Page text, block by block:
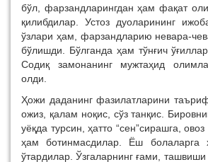
бўл, фарзандларингдан ҳам фақат
қилибдилар. Устоз дуоларининг
ўзлари ҳам, фарзандларию невара-
бўлишди. Бўлганда ҳам тўнғич
Содиқ замонанинг мужтаҳид
олди.
Ҳожи даданинг фазилатларини
ожиз, қалам ноқис, сўз танқис.
уёқда турсин, ҳатто “сен”сирашга,
ҳам ботинмасдилар. Ёш
ўтардилар. Ўзгаларнинг ғами,